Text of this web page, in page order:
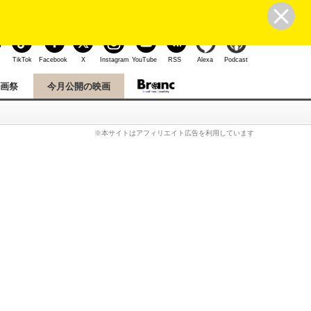
祭 今月公開の映画
※本サイトはアフィリエイト広告を利用しています
TikTok Facebook X Instagram YouTube RSS Alexa Podcast
こんにちは、ゲストさん